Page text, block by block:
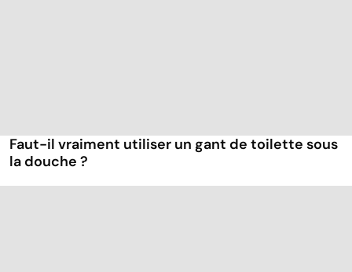
Faut-il vraiment utiliser un gant de toilette sous
la douche ?